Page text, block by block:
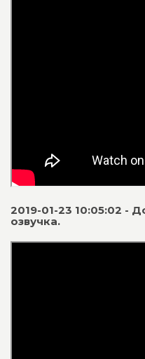
2019-01-23 10:05:02 -
озвучка.